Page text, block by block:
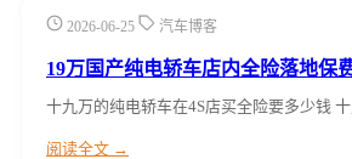
2026-06-25 汽车博客
19万国产纯电轿车店内全险落地保
十九万的纯电轿车在4S店买全险要多少钱
阅读全文 →